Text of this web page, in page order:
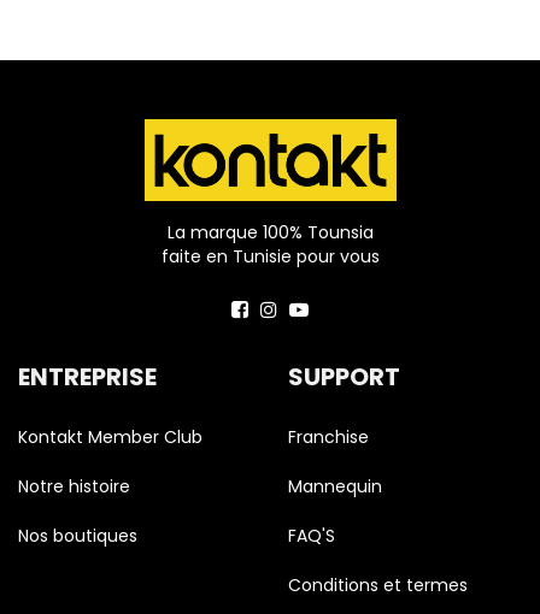
La marque 100% Tounsia
faite en Tunisie pour vous
ENTREPRISE
Kontakt Member Club
Notre histoire
Nos boutiques
SUPPORT
Franchise
Mannequin
FAQ'S
Conditions et termes